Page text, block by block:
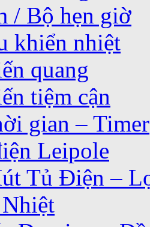
/ Bộ hẹn giờ
khiển nhiệt
quang
tiệm cận
gian – Timer
Leipole
Tủ Điện –